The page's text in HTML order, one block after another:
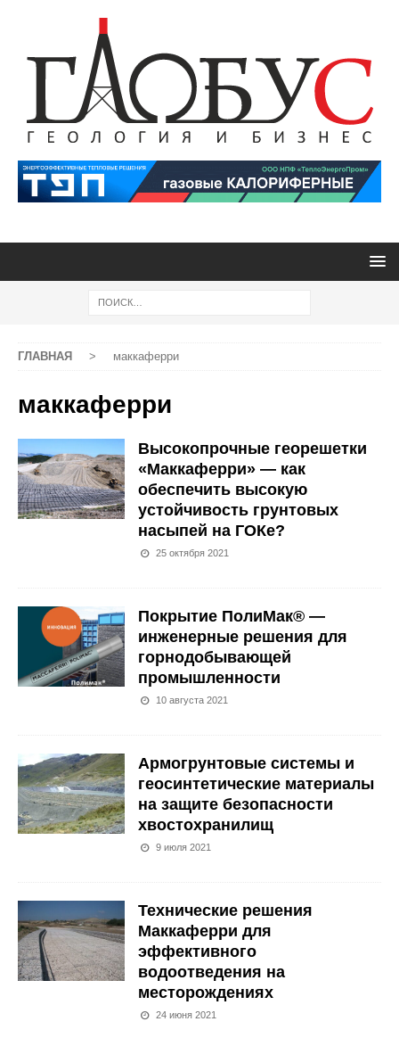
ГЛАВНАЯ > маккаферри
маккаферри
Высокопрочные георешетки
«Маккаферри» — как
обеспечить высокую
устойчивость грунтовых
насыпей на ГОКе?
25 октября 2021
Покрытие ПолиМак® —
инженерные решения для
горнодобывающей
промышленности
10 августа 2021
Армогрунтовые системы и
геосинтетические материалы
на защите безопасности
хвостохранилищ
9 июля 2021
Технические решения
Маккаферри для
эффективного
водоотведения на
месторождениях
24 июня 2021